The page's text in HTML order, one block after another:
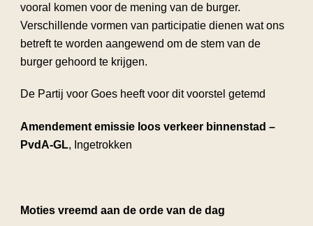
vooral komen voor de mening van de burger.
Verschillende vormen van participatie dienen wat ons
betreft te worden aangewend om de stem van de
burger gehoord te krijgen.
De Partij voor Goes heeft voor dit voorstel getemd
Amendement emissie loos verkeer binnenstad –
PvdA-GL, Ingetrokken
Moties vreemd aan de orde van de dag